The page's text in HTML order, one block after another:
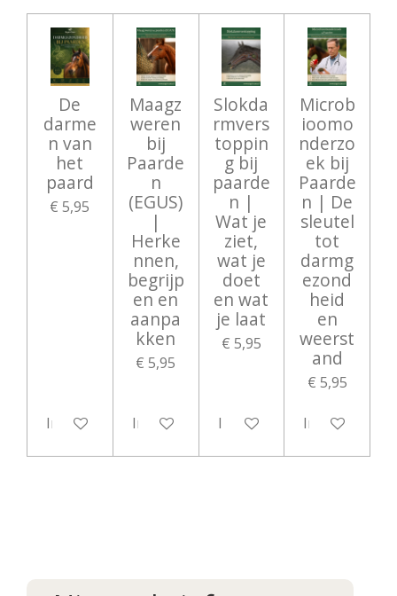
De
darme
n van
het
paard
€ 5,95
In winkelwagen
Maagz
weren
bij
Paarde
n
(EGUS)
|
Herke
nnen,
begrijp
en en
aanpa
kken
€ 5,95
In winkelwagen
Slokda
rmvers
toppin
g bij
paarde
n |
Wat je
ziet,
wat je
doet
en wat
je laat
€ 5,95
In winkelwagen
Microb
ioomo
nderzo
ek bij
Paarde
n | De
sleutel
tot
darmg
ezond
heid
en
weerst
and
€ 5,95
In